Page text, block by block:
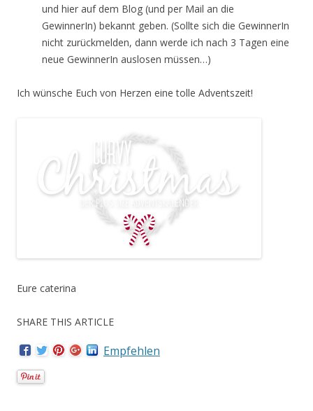
und hier auf dem Blog (und per Mail an die
GewinnerIn) bekannt geben. (Sollte sich die GewinnerIn
nicht zurückmelden, dann werde ich nach 3 Tagen eine
neue GewinnerIn auslosen müssen…)
Ich wünsche Euch von Herzen eine tolle Adventszeit!
Eure caterina
SHARE THIS ARTICLE
Empfehlen